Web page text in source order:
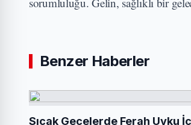
Benzer Haberler
Sıcak Gecelerde Ferah Uyku